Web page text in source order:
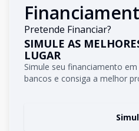
Pretende Financiar?
SIMULE AS
LUGAR
Simule seu financiamento
bancos e consiga a melhor